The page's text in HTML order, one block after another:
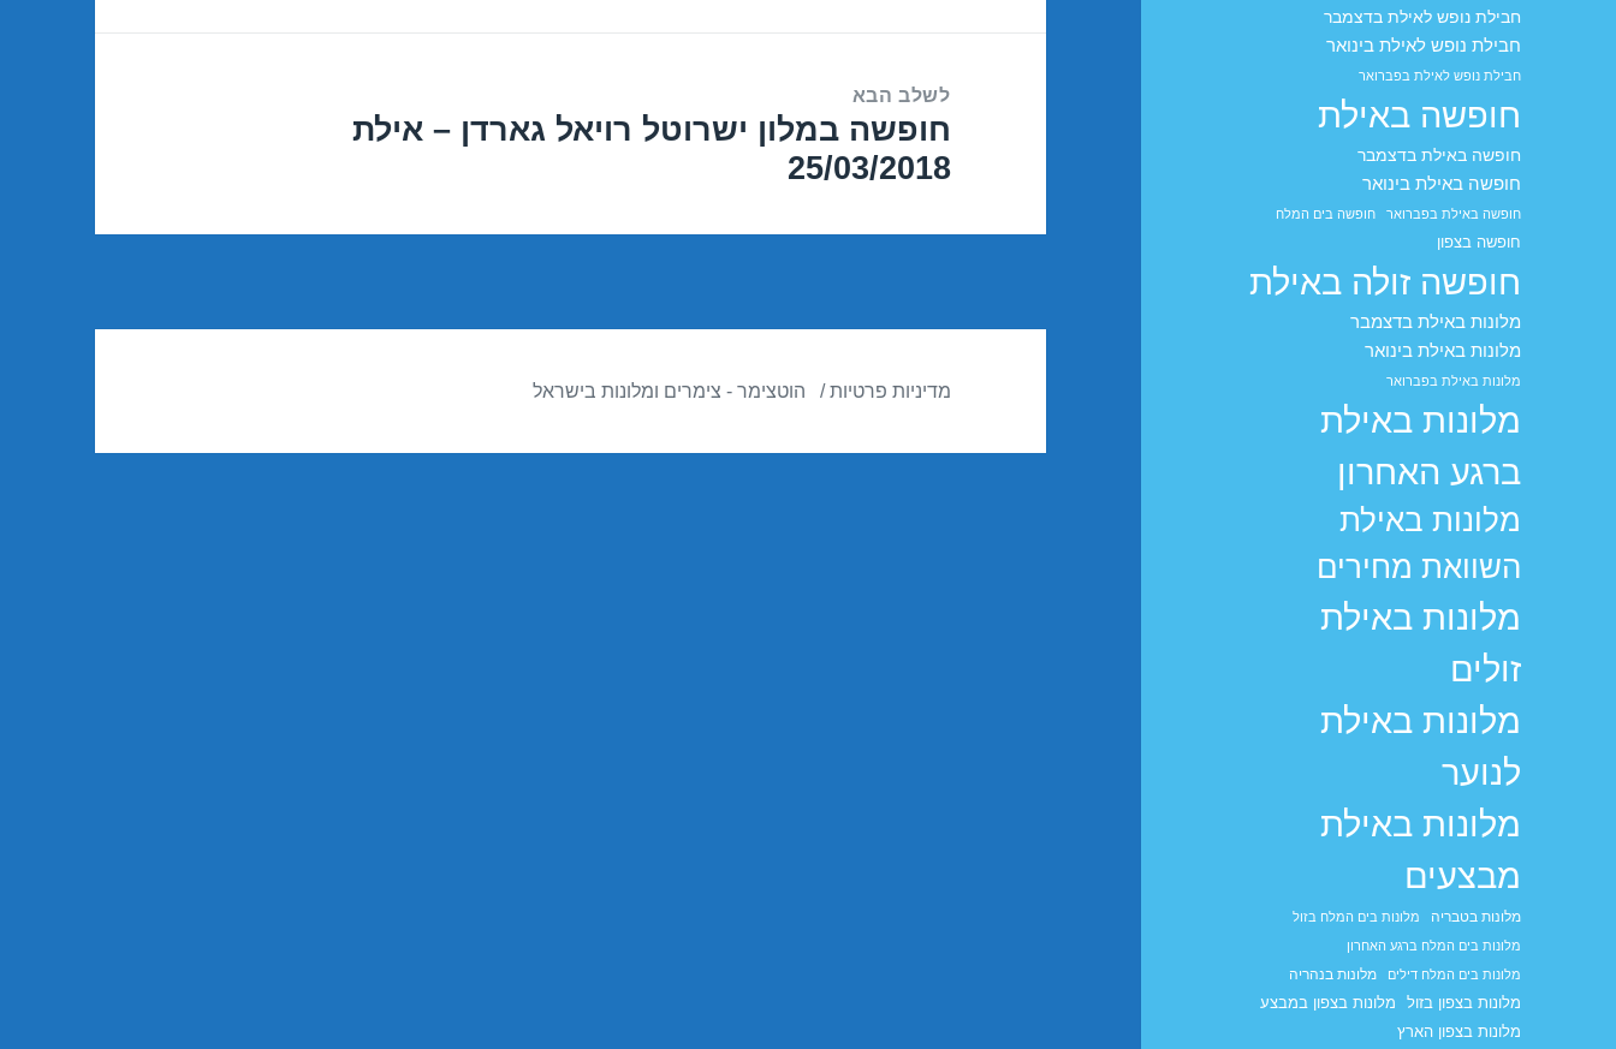
חבילת נופש לאילת בדצמבר
חבילת נופש לאילת בינואר
חבילת נופש לאילת בפברואר
חופשה באילת
חופשה באילת בדצמבר
חופשה באילת בינואר
חופשה באילת בפברואר חופשה בים המלח
חופשה בצפון
חופשה זולה באילת
מלונות באילת בדצמבר
מלונות באילת בינואר
מלונות באילת בפברואר
מלונות באילת
ברגע האחרון
מלונות באילת
השוואת מחירים
מלונות באילת
זולים
מלונות באילת
לנוער
מלונות באילת
מבצעים
מלונות בטבריה
מלונות בים המלח בזול
מלונות בים המלח ברגע האחרון
מלונות בים המלח דילים
מלונות בנהריה
מלונות בצפון בזול
מלונות בצפון במבצע
מלונות בצפון הארץ
לשלב הבא
הפוסט
הבא:
חופשה במלון ישרוטל רויאל גארדן – אילת
25/03/2018
מדיניות פרטיות הוטצימר - צימרים ומלונות בישראל